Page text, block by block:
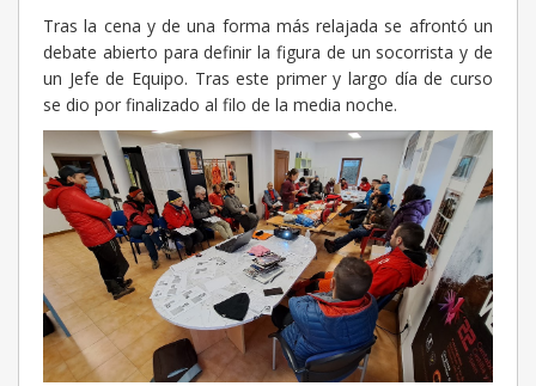
Tras la cena y de una forma más relajada se afrontó un
debate abierto para definir la figura de un socorrista y de
un Jefe de Equipo. Tras este primer y largo día de curso
se dio por finalizado al filo de la media noche.